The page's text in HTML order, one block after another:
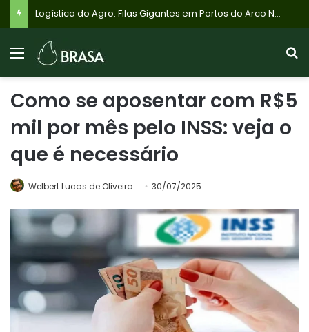
Logística do Agro: Filas Gigantes em Portos do Arco Norte Ameaçam Custos e Competitividade da Soja Brasileira
Como se aposentar com R$5
mil por mês pelo INSS: veja o
que é necessário
Welbert Lucas de Oliveira 30/07/2025